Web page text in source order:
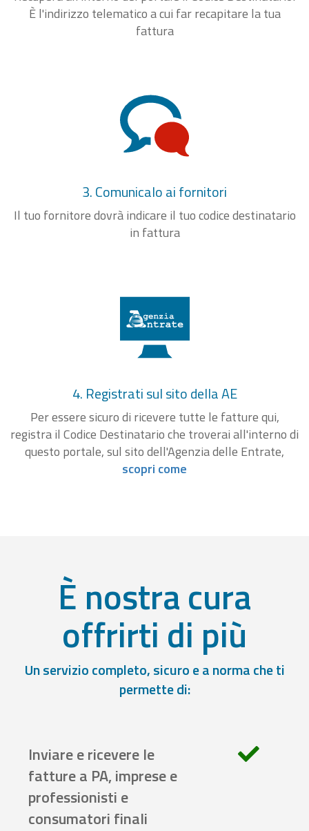
È l'indirizzo telematico a cui far recapitare la tua
fattura
3. Comunicalo ai fornitori
Il tuo fornitore dovrà indicare il tuo codice destinatario
in fattura
4. Registrati sul sito della AE
Per essere sicuro di ricevere tutte le fatture qui,
registra il Codice Destinatario che troverai all'interno di
questo portale, sul sito dell'Agenzia delle Entrate,
scopri come
È nostra cura
offrirti di più
Un servizio completo, sicuro e a norma che ti
permette di:
Inviare e ricevere le
fatture a PA, imprese e
professionisti e
consumatori finali